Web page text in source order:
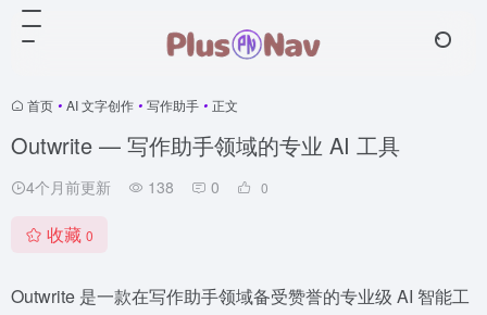
首页 • AI 文字创作 • 写作助手 • 正文
Outwrite — 写作助手领域的专业 AI 工具
4个月前更新 138 0 0
收藏 0
Outwrite 是一款在写作助手领域备受赞誉的专业级 AI 智能工